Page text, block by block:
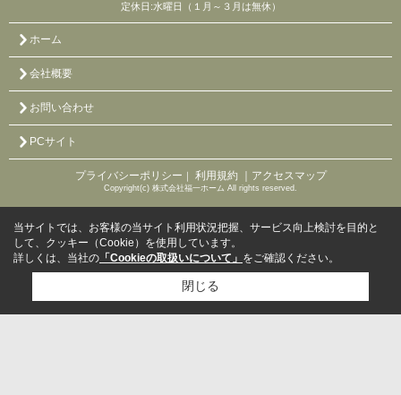
定休日:水曜日（１月～３月は無休）
ホーム
会社概要
お問い合わせ
PCサイト
プライバシーポリシー ｜ 利用規約 ｜アクセスマップ
Copyright(c) 株式会社福一ホーム All rights reserved.
当サイトでは、お客様の当サイト利用状況把握、サービス向上検討を目的と
して、クッキー（Cookie）を使用しています。
詳しくは、当社の 「Cookieの取扱いについて」 をご確認ください。
閉じる